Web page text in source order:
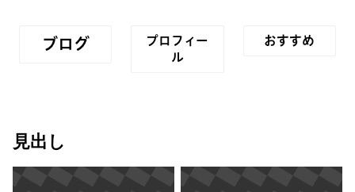
ブログ
プロフィー
ル
おすすめ
見出し